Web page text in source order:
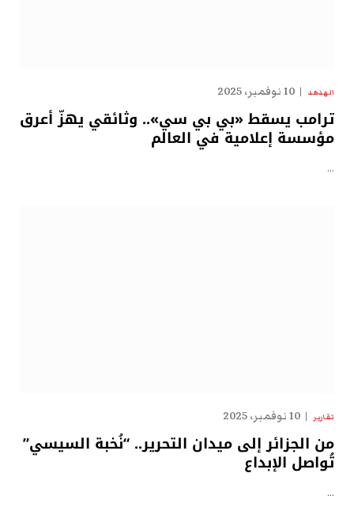
الهدهد 10 نوفمبر، 2025
ترامب يسقط «بي بي سي».. وثائقي يهزّ أعرق
مؤسسة إعلامية في العالم
…
تقارير 10 نوفمبر، 2025
من الجزائر إلى ميدان التحرير.. “نُخبة السيسي”
تُواصل الإبداع
…